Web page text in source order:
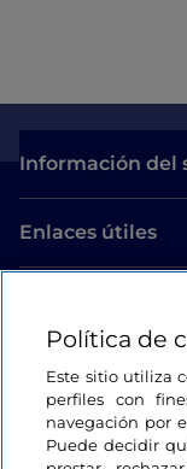
Información del
Enlaces útiles
Estamos en
Política de
Este sitio utiliza
perfiles con
navegación por
Puede decidir